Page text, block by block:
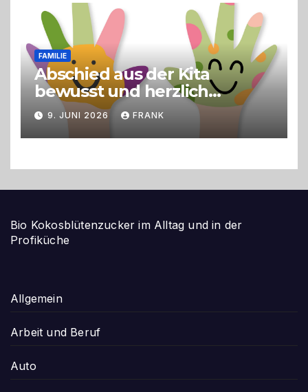
FAMILIE
Abschied aus der Kita
bewusst und herzlich
gestalten
9. JUNI 2026 FRANK
Bio Kokosblütenzucker im Alltag und in der
Profiküche
Allgemein
Arbeit und Beruf
Auto